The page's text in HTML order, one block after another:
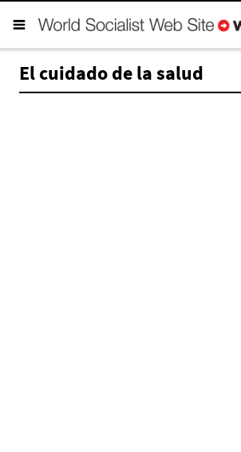
El cuidado de la salud